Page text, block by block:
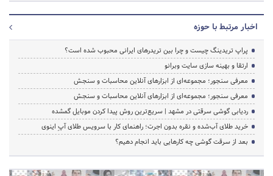
اخبار مرتبط با حوزه
پراپ تریدینگ چیست و چرا بین تریدرهای ایرانی محبوب شده است؟
ارتقا و بهینه سازی سایت وبرانو
معرفی سنجور؛ مجموعه‌ای از ابزارهای آنلاین محاسبات و سنجش
معرفی سنجور؛ مجموعه‌ای از ابزارهای آنلاین محاسبات و سنجش
ردیابی گوشی سرقتی در مشهد | سریع‌ترین روش پیدا کردن موبایل گمشده
خرید طلای آب‌شده و نقره بدون اجرت؛ راهنمای کار با سرویس طلای آپِ اینوی
بعد از سرقت گوشی چه کارهایی باید انجام دهیم؟